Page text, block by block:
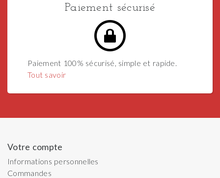
Paiement sécurisé
Paiement 100% sécurisé, simple et rapide.
Tout savoir
Votre compte
Informations personnelles
Commandes